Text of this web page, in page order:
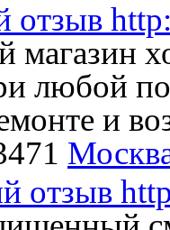
отзыв
магазин
любой
и
отзыв